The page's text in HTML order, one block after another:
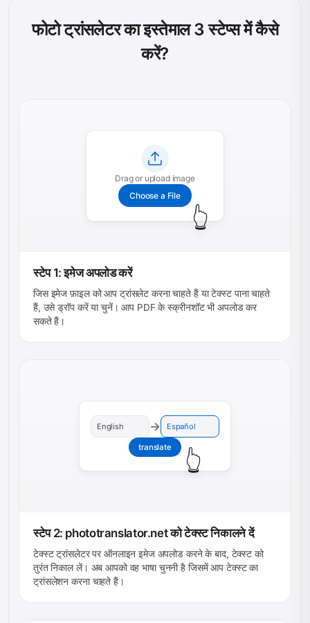
फोटो ट्रांसलेटर का इस्तेमाल 3 स्टेप्स में कैसे
करें?
Drag or upload image
Choose a File
👆
स्टेप 1: इमेज अपलोड करें
जिस इमेज फ़ाइल को आप ट्रांसलेट करना चाहते हैं या टेक्स्ट पाना चाहते
हैं, उसे ड्रॉप करें या चुनें। आप PDF के स्क्रीनशॉट भी अपलोड कर
सकते हैं।
English → Español
translate
👆
स्टेप 2: phototranslator.net को टेक्स्ट निकालने दें
टेक्स्ट ट्रांसलेटर पर ऑनलाइन इमेज अपलोड करने के बाद, टेक्स्ट को
तुरंत निकाल लें। अब आपको वह भाषा चुननी है जिसमें आप टेक्स्ट का
ट्रांसलेशन करना चाहते हैं।